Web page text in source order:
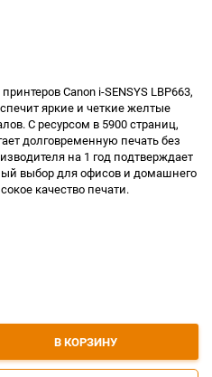
Canon i-SENSYS LBP663,
яркие и четкие желтые
С ресурсом в 5900 страниц,
долговременную печать без
на 1 год подтверждает
выбор для офисов и домашнего
качество печати.
В КОРЗИНУ